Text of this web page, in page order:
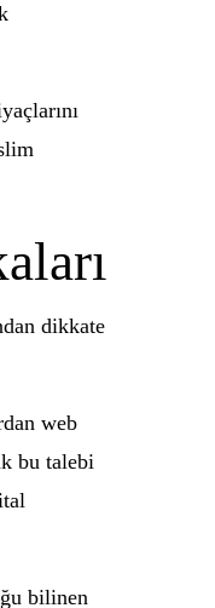
dikkate
web
bu talebi
bilinen